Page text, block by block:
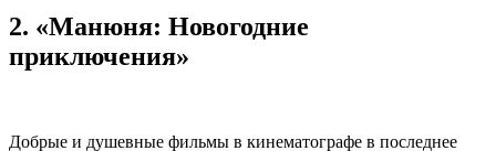
2. «Манюня: Новогодние
приключения»
Добрые и душевные фильмы в кинематографе в последнее